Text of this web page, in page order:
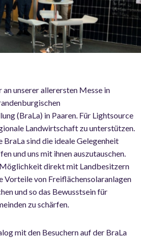
unserer allerersten Messe in
(BraLa) in Paaren. Für Lightsource
Landwirtschaft zu unterstützen.
BraLa sind die ideale Gelegenheit
und uns mit ihnen auszutauschen.
direkt mit Landbesitzern
Vorteile von Freiflächensolaranlagen
und so das Bewusstsein für
zu schärfen.
mit den Besuchern auf der BraLa